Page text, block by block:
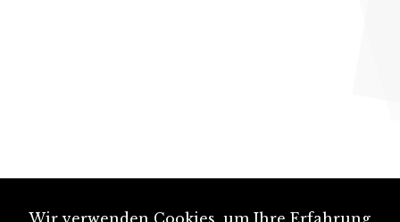
Wir verwenden Cookies, um Ihre Erfahrung